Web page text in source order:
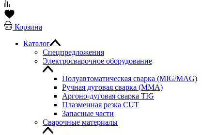
Корзина
Каталог
Спецпредложения
Электросварочное оборудование
Полуавтоматическая сварка (MIG/MAG)
Ручная дуговая сварка (MMA)
Аргоно-дуговая сварка TIG
Плазменная резка CUT
Запасные части
Сварочные материалы